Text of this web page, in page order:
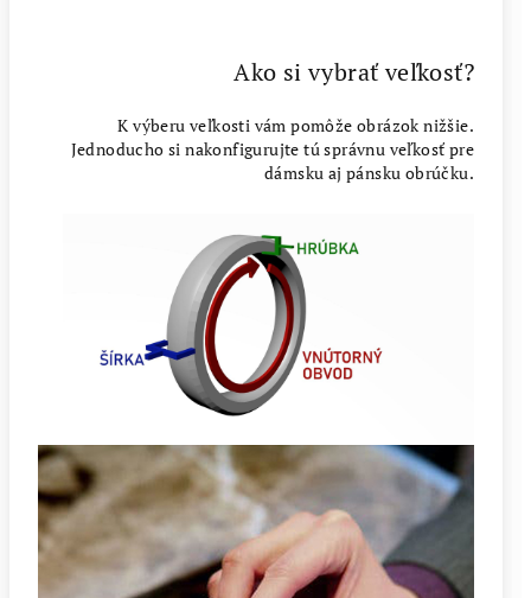
Ako si vybrať veľkosť?
K výberu veľkosti vám pomôže obrázok nižšie.
Jednoducho si nakonfigurujte tú správnu veľkosť pre
dámsku aj pánsku obrúčku.